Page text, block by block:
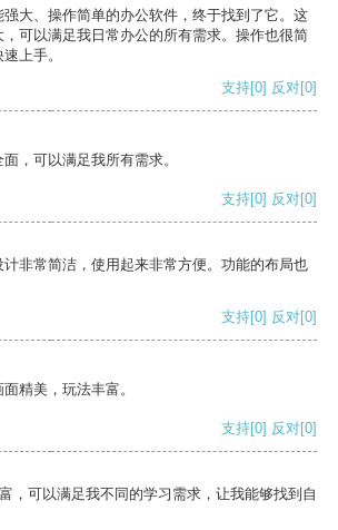
大、操作简单的办公软件，终于找到了它。这
可以满足我日常办公的所有需求。操作也很简
上手。
支持[0] 反对[0]
，可以满足我所有需求。
支持[0] 反对[0]
非常简洁，使用起来非常方便。功能的布局也
支持[0] 反对[0]
精美，玩法丰富。
支持[0] 反对[0]
，可以满足我不同的学习需求，让我能够找到自